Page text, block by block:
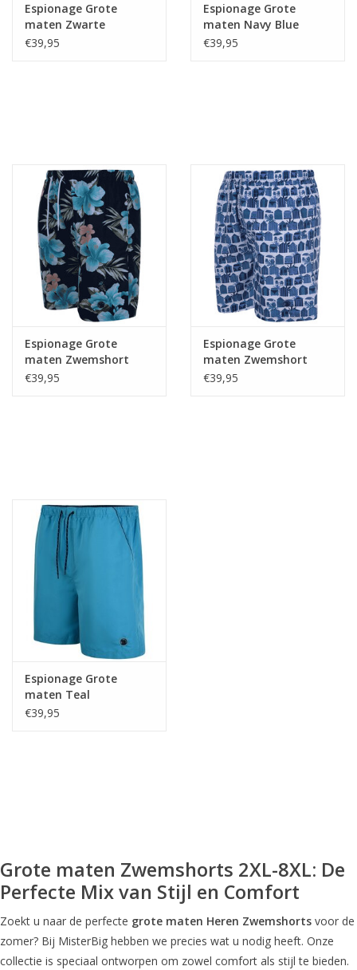
Espionage Grote
maten Zwarte
Zwemshorts
€39,95
Espionage Grote
maten Navy Blue
Zwemshorts
€39,95
Espionage Grote
maten Zwemshort
FLORAL Print
€39,95
Espionage Grote
maten Zwemshort
BEACH HUT Print
€39,95
Espionage Grote
maten Teal
Zwemshort
€39,95
Grote maten Zwemshorts 2XL-8XL: De
Perfecte Mix van Stijl en Comfort
Zoekt u naar de perfecte grote maten Heren Zwemshorts voor de
zomer? Bij MisterBig hebben we precies wat u nodig heeft. Onze
collectie is speciaal ontworpen om zowel comfort als stijl te bieden.